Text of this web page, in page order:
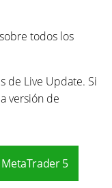
todos los
de Live Update. Si
versión de
5